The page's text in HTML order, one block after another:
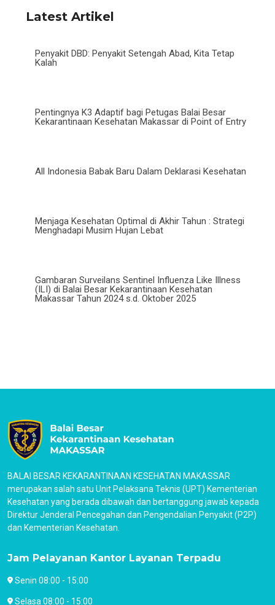
Latest Artikel
Penyakit DBD: Penyakit Setengah Abad, Kita Tetap
Kalah
Pentingnya K3 Adaptif bagi Petugas Balai Besar
Kekarantinaan Kesehatan Makassar di Point of Entry
All Indonesia Babak Baru Dalam Deklarasi Kesehatan
Menjaga Kesehatan Optimal di Akhir Tahun : Strategi
Menghadapi Musim Hujan Lebat
Gambaran Surveilans Sentinel Influenza Like Illness
(ILI) di Balai Besar Kekarantinaan Kesehatan
Makassar Tahun 2024 s.d. Oktober 2025
BALAI BESAR KEKARANTINAAN KESEHATAN MAKASSAR
merupakan salah satu Unit Pelaksana Teknis (UPT) Kementerian
Kesehatan yang berada dibawah dan bertanggung jawab kepada
Direktur Jenderal Pencegahan dan Pengendalian Penyakit (P2P)
dan Kementerian Kesehatan.
Jam Pelayanan Kantor Layanan Terpadu
Senin 08:00 - 15:00
Selasa 08:00 - 15:00